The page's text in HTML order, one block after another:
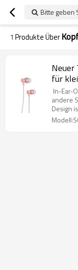
Bitte geben
1 Produkte Über
Neuer
für
In-Ear-
andere
Design